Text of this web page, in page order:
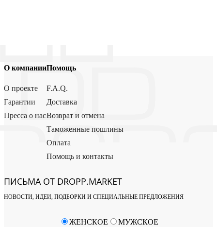
О компании
О проекте
Гарантии
Пресса о нас
Помощь
F.A.Q.
Доставка
Возврат и отмена
Таможенные пошлины
Оплата
Помощь и контакты
ПИСЬМА ОТ DROPP.MARKET
НОВОСТИ, ИДЕИ, ПОДБОРКИ И СПЕЦИАЛЬНЫЕ ПРЕДЛОЖЕНИЯ
ЖЕНСКОЕ МУЖСКОЕ